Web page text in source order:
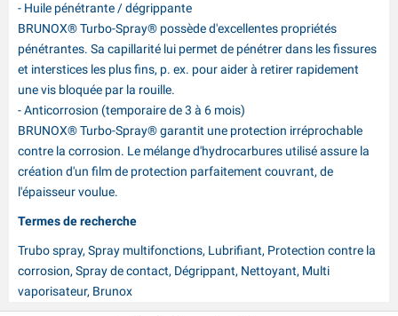
- Huile pénétrante / dégrippante
BRUNOX® Turbo-Spray® possède d'excellentes propriétés
pénétrantes. Sa capillarité lui permet de pénétrer dans les fissures
et interstices les plus fins, p. ex. pour aider à retirer rapidement
une vis bloquée par la rouille.
- Anticorrosion (temporaire de 3 à 6 mois)
BRUNOX® Turbo-Spray® garantit une protection irréprochable
contre la corrosion. Le mélange d'hydrocarbures utilisé assure la
création d'un film de protection parfaitement couvrant, de
l'épaisseur voulue.
Termes de recherche
Trubo spray, Spray multifonctions, Lubrifiant, Protection contre la
corrosion, Spray de contact, Dégrippant, Nettoyant, Multi
vaporisateur, Brunox